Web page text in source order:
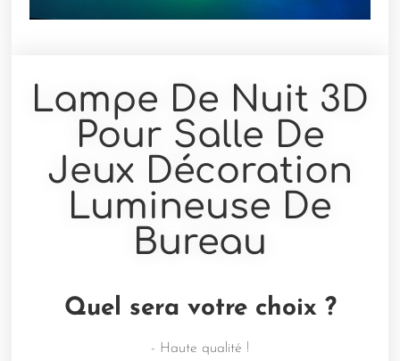
Lampe De Nuit 3D
Pour Salle De
Jeux Décoration
Lumineuse De
Bureau
Quel sera votre choix ?
- Haute qualité !